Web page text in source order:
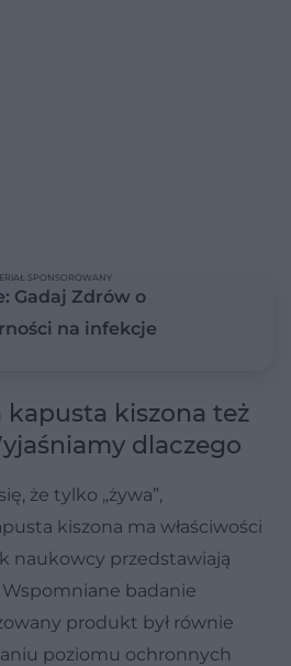
Gadaj Zdrów o
na infekcje
SPONSOROWANY
kapusta kiszona też
dlaczego
że tylko „żywa”,
kiszona ma właściwości
naukowcy przedstawiają
badanie
produkt był równie
poziomu ochronnych